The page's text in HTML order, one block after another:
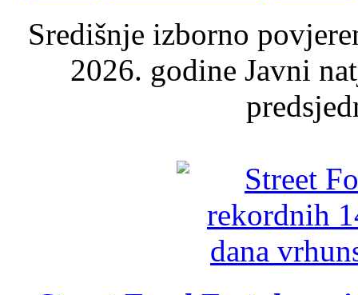
Središnje izborno
2026. godine Javni